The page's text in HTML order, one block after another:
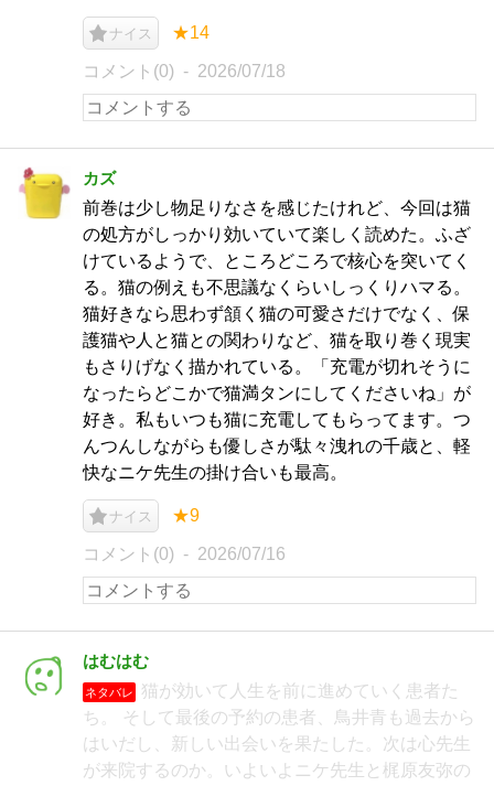
ナイス ★14
コメント(0) 2026/07/18
カズ
前巻は少し物足りなさを感じたけれど、今回は猫
の処方がしっかり効いていて楽しく読めた。ふざ
けているようで、ところどころで核心を突いてく
る。猫の例えも不思議なくらいしっくりハマる。
猫好きなら思わず頷く猫の可愛さだけでなく、保
護猫や人と猫との関わりなど、猫を取り巻く現実
もさりげなく描かれている。「充電が切れそうに
なったらどこかで猫満タンにしてくださいね」が
好き。私もいつも猫に充電してもらってます。つ
んつんしながらも優しさが駄々洩れの千歳と、軽
快なニケ先生の掛け合いも最高。
ナイス ★9
コメント(0) 2026/07/16
はむはむ
ネタバレ
猫が効いて人生を前に進めていく患者た
ち。 そして最後の予約の患者、鳥井青も過去から
はいだし、新しい出会いを果たした。次は心先生
が来院するのか。いよいよニケ先生と梶原友弥の